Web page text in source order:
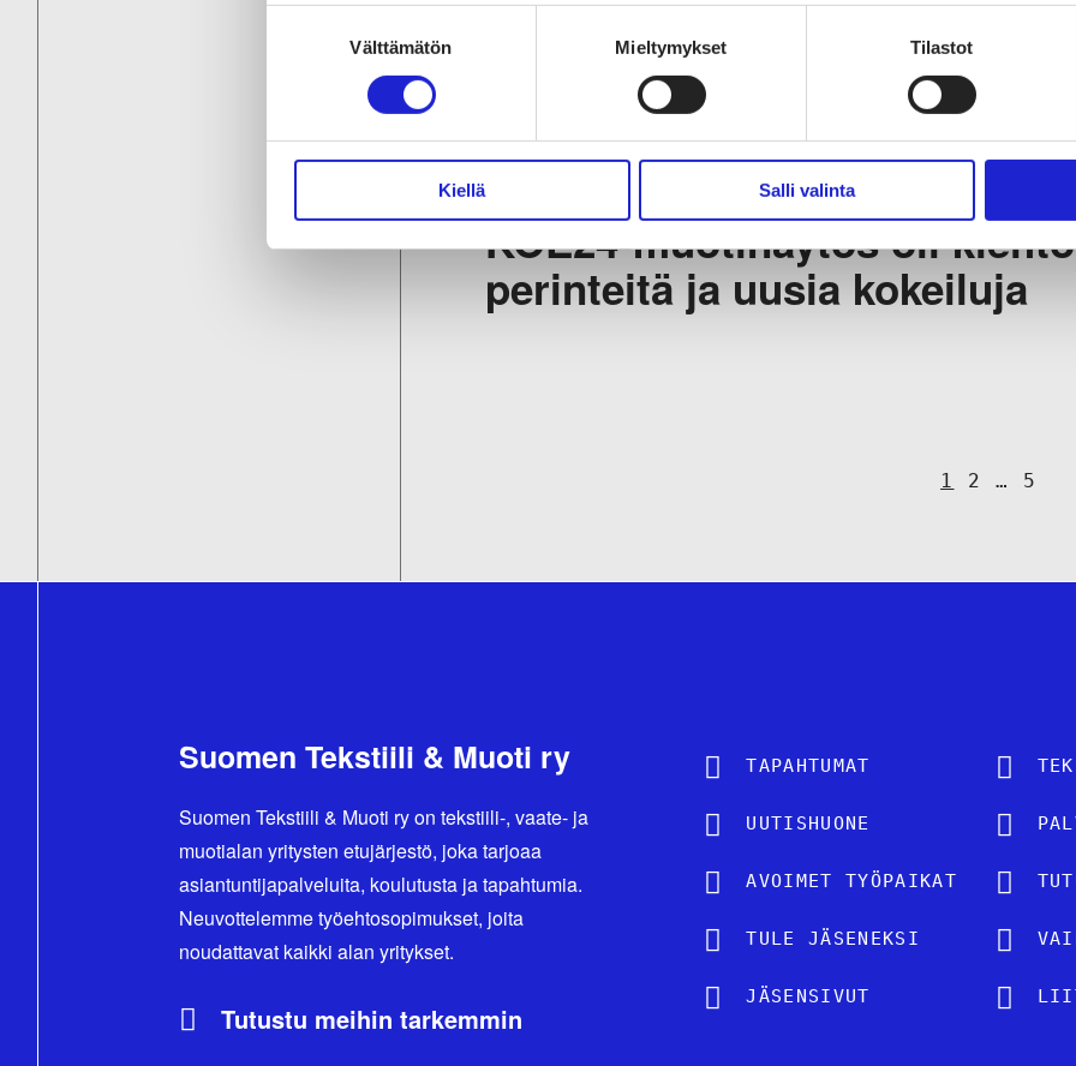
Välttämätön Mieltymykset Tilastot
Kiellä Salli valinta
Näytös24 esitteli
luovia ratkaisuja – liitto
Sini-Pilvi Kiilusen
KOE24-muotinäytös oli
perinteitä ja uusia kokeiluja
A
t
e
l
i
e
n
s
1 2 … 5
Suomen Tekstiili & Muoti ry
Suomen Tekstiili & Muoti ry on tekstiili-, vaate- ja
muotialan yritysten etujärjestö, joka tarjoaa
asiantuntijapalveluita, koulutusta ja tapahtumia.
Neuvottelemme työehtosopimukset, joita
noudattavat kaikki alan yritykset.
Tutustu meihin tarkemmin
TAPAHTUMAT
UUTISHUONE
AVOIMET TYÖPAIKAT
TULE JÄSENEKSI
JÄSENSIVUT